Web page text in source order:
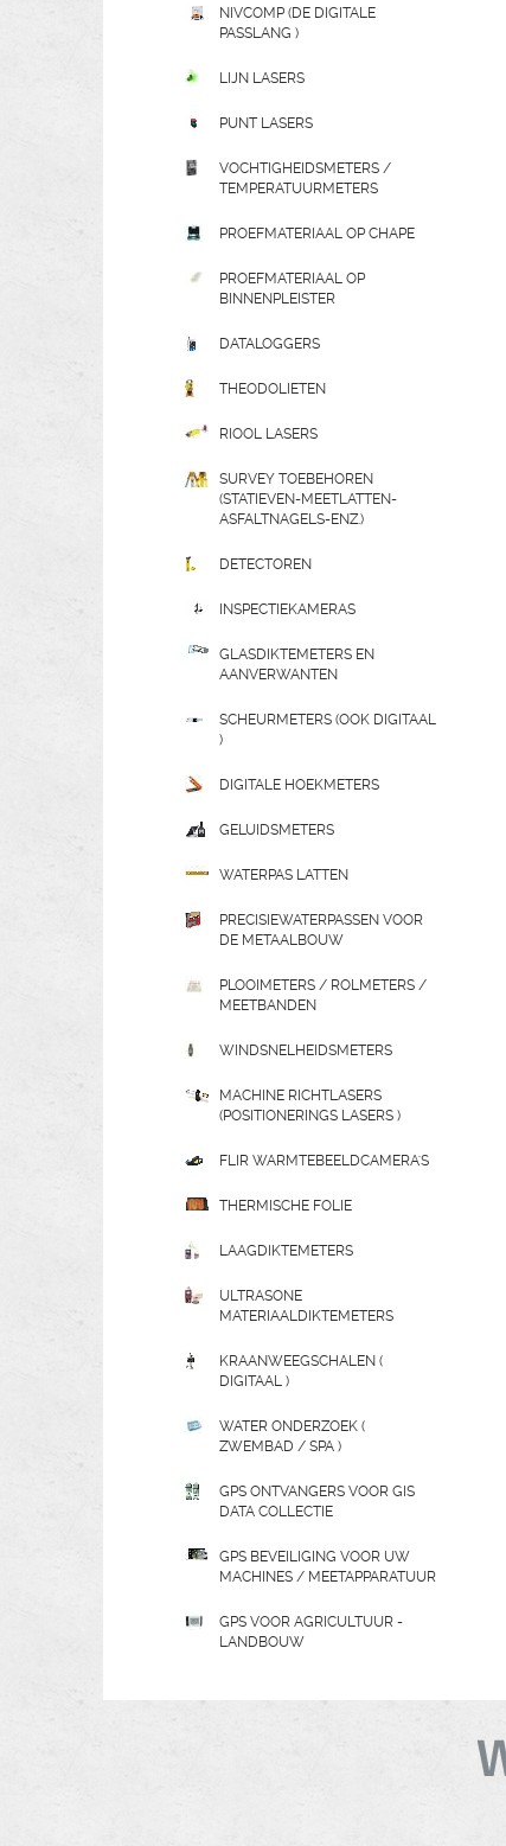
NIVCOMP (DE DIGITALE
PASSLANG )
LIJN LASERS
PUNT LASERS
VOCHTIGHEIDSMETERS /
TEMPERATUURMETERS
PROEFMATERIAAL OP CHAPE
PROEFMATERIAAL OP
BINNENPLEISTER
DATALOGGERS
THEODOLIETEN
RIOOL LASERS
SURVEY TOEBEHOREN
(STATIEVEN-MEETLATTEN-
ASFALTNAGELS-ENZ.)
DETECTOREN
INSPECTIEKAMERAS
GLASDIKTEMETERS EN
AANVERWANTEN
SCHEURMETERS (OOK DIGITAAL
)
DIGITALE HOEKMETERS
GELUIDSMETERS
WATERPAS LATTEN
PRECISIEWATERPASSEN VOOR
DE METAALBOUW
PLOOIMETERS / ROLMETERS /
MEETBANDEN
WINDSNELHEIDSMETERS
MACHINE RICHTLASERS
(POSITIONERINGS LASERS )
FLIR WARMTEBEELDCAMERA'S
THERMISCHE FOLIE
LAAGDIKTEMETERS
ULTRASONE
MATERIAALDIKTEMETERS
KRAANWEEGSCHALEN (
DIGITAAL )
WATER ONDERZOEK (
ZWEMBAD / SPA )
GPS ONTVANGERS VOOR GIS
DATA COLLECTIE
GPS BEVEILIGING VOOR UW
MACHINES / MEETAPPARATUUR
GPS VOOR AGRICULTUUR -
LANDBOUW